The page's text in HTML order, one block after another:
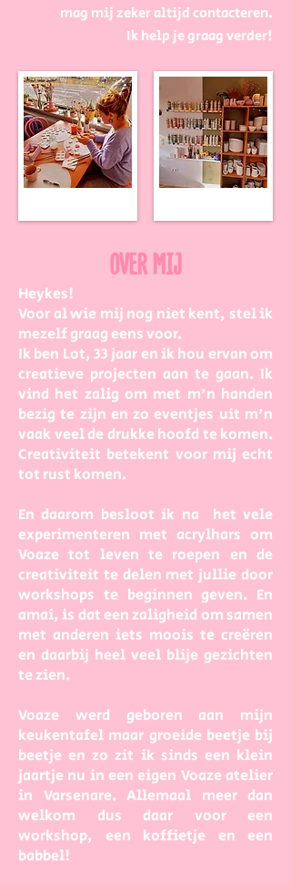
mag mij zeker altijd contacteren.
Ik help je graag verder!
OVER MIJ
Heykes!
Voor al wie mij nog niet kent, stel ik
mezelf graag eens voor.
Ik ben Lot, 33 jaar en ik hou ervan om
creatieve projecten aan te gaan. Ik
vind het zalig om met m'n handen
bezig te zijn en zo eventjes uit m'n
vaak veel de drukke hoofd te komen.
Creativiteit betekent voor mij echt
tot rust komen.
En daarom besloot ik na het vele
experimenteren met acrylhars om
Voaze tot leven te roepen en de
creativiteit te delen met jullie door
workshops te beginnen geven. En
amai, is dat een zaligheid om samen
met anderen iets moois te creëren
en daarbij heel veel blije gezichten
te zien.
Voaze werd geboren aan mijn
keukentafel maar groeide beetje bij
beetje en zo zit ik sinds een klein
jaartje nu in een eigen Voaze atelier
in Varsenare. Allemaal meer dan
welkom dus daar voor een
workshop, een koffietje en een
babbel!